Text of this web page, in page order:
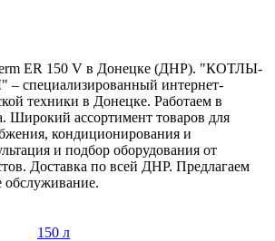
ER 150 V в Донецке (ДНР). "КОТЛЫ-
интернет-
техники в Донецке. Работаем в
Широкий ассортимент товаров для
кондиционирования и
и подбор оборудования от
Доставка по всей ДНР. Предлагаем
обслуживание.
150 л